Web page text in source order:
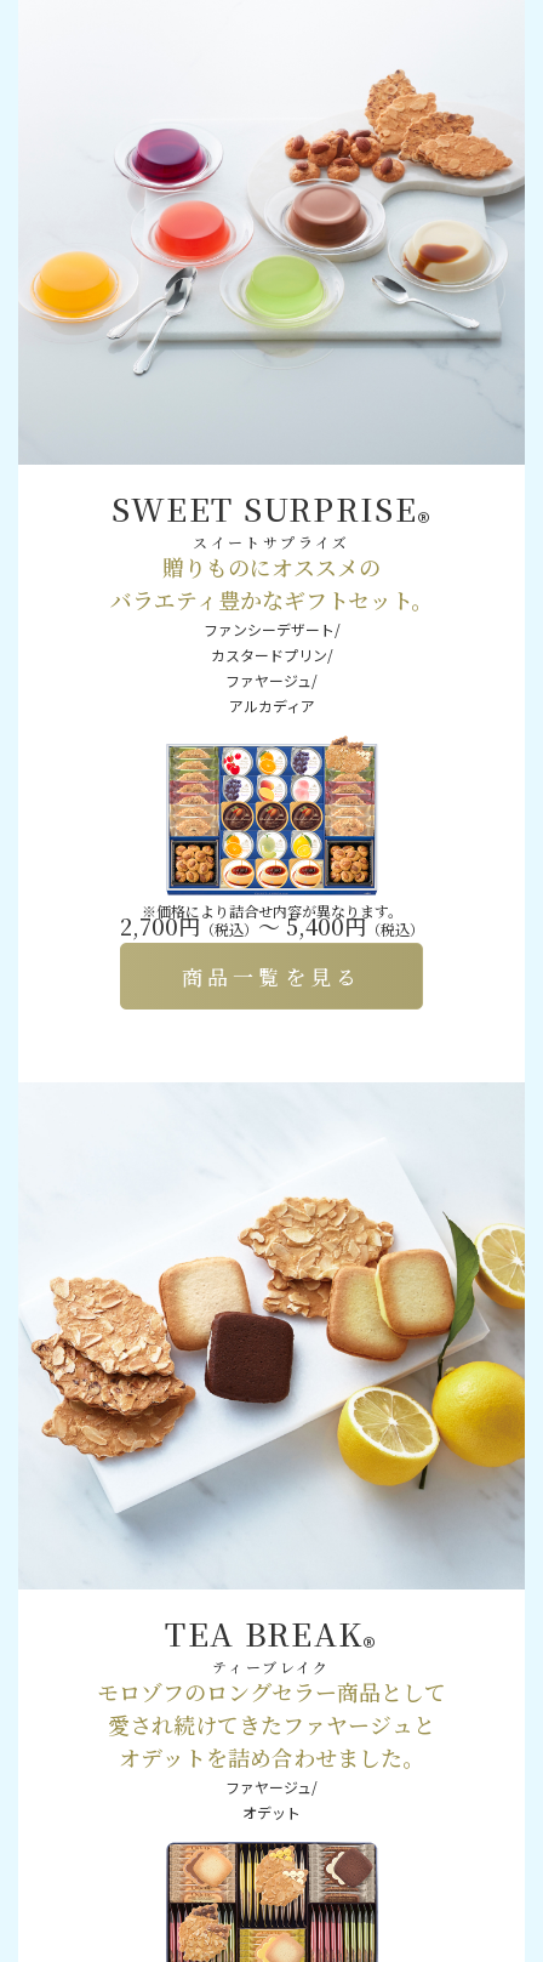
SWEET SURPRISE®
スイートサプライズ
贈りものにオススメの
バラエティ豊かなギフトセット。
ファンシーデザート/
カスタードプリン/
ファヤージュ/
アルカディア
※価格により詰合せ内容が異なります。
2,700円 （税込） ～ 5,400円 （税込）
商品一覧を見る
TEA BREAK®
ティーブレイク
モロゾフのロングセラー商品として
愛され続けてきたファヤージュと
オデットを詰め合わせました。
ファヤージュ/
オデット